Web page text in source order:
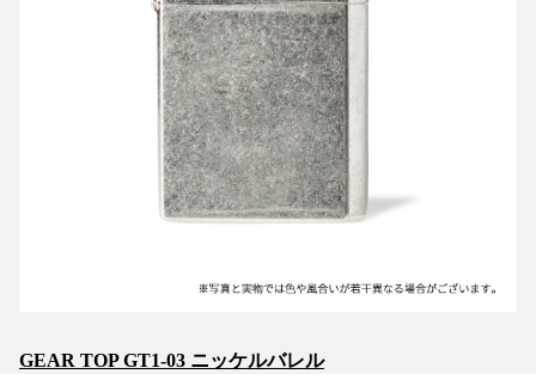
GEAR TOP GT1-03 ニッケルバレル